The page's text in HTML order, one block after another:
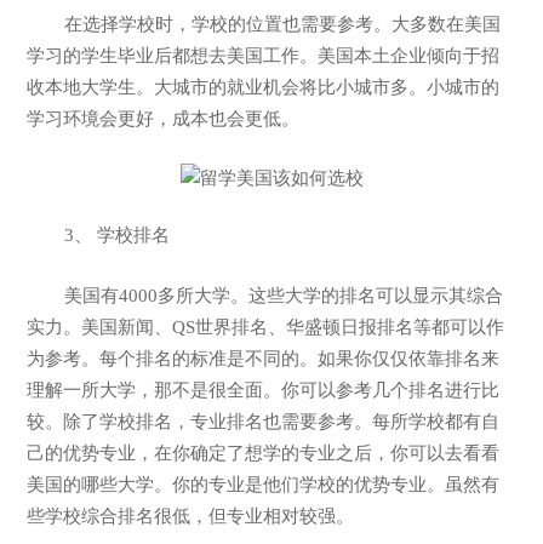
在选择学校时，学校的位置也需要参考。大多数在美国
学习的学生毕业后都想去美国工作。美国本土企业倾向于招
收本地大学生。大城市的就业机会将比小城市多。小城市的
学习环境会更好，成本也会更低。
3、 学校排名
美国有4000多所大学。这些大学的排名可以显示其综合
实力。美国新闻、QS世界排名、华盛顿日报排名等都可以作
为参考。每个排名的标准是不同的。如果你仅仅依靠排名来
理解一所大学，那不是很全面。你可以参考几个排名进行比
较。除了学校排名，专业排名也需要参考。每所学校都有自
己的优势专业，在你确定了想学的专业之后，你可以去看看
美国的哪些大学。你的专业是他们学校的优势专业。虽然有
些学校综合排名很低，但专业相对较强。